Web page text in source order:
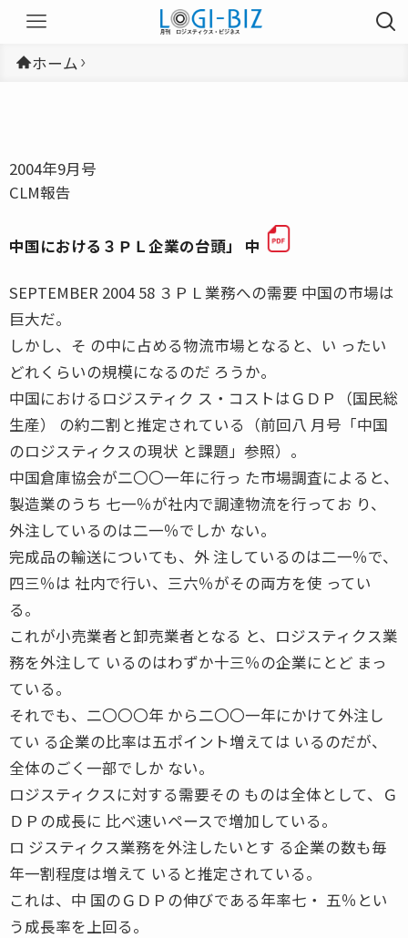
ホーム
2004年9月号
CLM報告
中国における３ＰＬ企業の台頭」 中
SEPTEMBER 2004 58 ３ＰＬ業務への需要 中国の市場は
巨大だ。
しかし、そ の中に占める物流市場となると、い ったい
どれくらいの規模になるのだ ろうか。
中国におけるロジスティク ス・コストはＧＤＰ（国民総
生産） の約二割と推定されている（前回八 月号「中国
のロジスティクスの現状 と課題」参照）。
中国倉庫協会が二〇〇一年に行っ た市場調査によると、
製造業のうち 七一％が社内で調達物流を行ってお り、
外注しているのは二一％でしか ない。
完成品の輸送についても、外 注しているのは二一％で、
四三％は 社内で行い、三六％がその両方を使 ってい
る。
これが小売業者と卸売業者となる と、ロジスティクス業
務を外注して いるのはわずか十三％の企業にとど まっ
ている。
それでも、二〇〇〇年 から二〇〇一年にかけて外注し
てい る企業の比率は五ポイント増えては いるのだが、
全体のごく一部でしか ない。
ロジスティクスに対する需要その ものは全体として、Ｇ
ＤＰの成長に 比べ速いペースで増加している。
ロ ジスティクス業務を外注したいとす る企業の数も毎
年一割程度は増えて いると推定されている。
これは、中 国のＧＤＰの伸びである年率七・ 五％とい
う成長率を上回る。